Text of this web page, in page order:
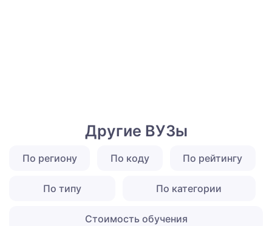
Другие ВУЗы
По региону По коду По рейтингу
По типу По категории
Стоимость обучения